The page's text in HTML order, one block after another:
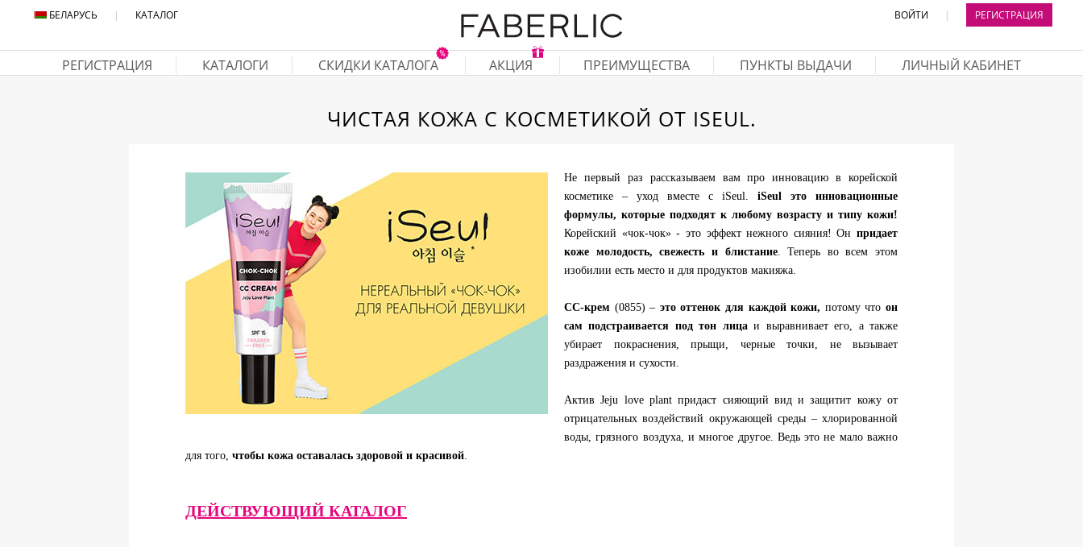
БЕЛАРУСЬ | КАТАЛОГ ВОЙТИ | РЕГИСТРАЦИЯ
РЕГИСТРАЦИЯ КАТАЛОГИ СКИДКИ КАТАЛОГА АКЦИЯ ПРЕИМУЩЕСТВА ПУНКТЫ ВЫДАЧИ ЛИЧНЫЙ КАБИНЕТ
ЧИСТАЯ КОЖА С КОСМЕТИКОЙ ОТ ISEUL.
Не первый раз рассказываем вам про инновацию в корейской
косметике – уход вместе с iSeul. iSeul это инновационные
формулы, которые подходят к любому возрасту и типу кожи!
Корейский «чок-чок» - это эффект нежного сияния! Он придает
коже молодость, свежесть и блистание. Теперь во всем этом
изобилии есть место и для продуктов макияжа.
СС-крем (0855) – это оттенок для каждой кожи, потому чтоон
сам подстраивается под тон лицаи выравнивает его, а также
убирает покраснения, прыщи, черные точки, не вызывает
раздражения и сухости.
Актив Jeju love plant придаст сияющий вид и защитит кожу от
отрицательных воздействий окружающей среды – хлорированной
воды, грязного воздуха, и многое другое. Ведь это не мало важно
для того, чтобы кожа оставалась здоровой и красивой.
ДЕЙСТВУЮЩИЙ КАТАЛОГ